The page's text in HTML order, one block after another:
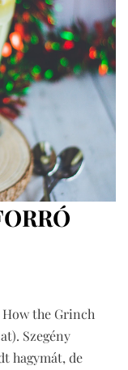
the Grinch
Szegény
hagymát, de